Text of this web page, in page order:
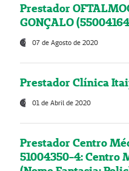
Prestador
GONÇALO
07 de Agosto de 2020
Prestador Clínica
01 de Abril de 2020
Prestador Centro
51004350-4: Centro